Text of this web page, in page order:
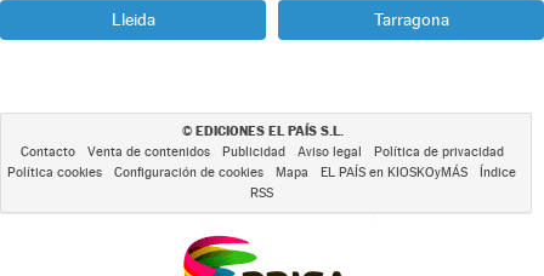
Lleida Tarragona
© EDICIONES EL PAÍS S.L.
Contacto Venta de contenidos Publicidad Aviso legal
Política de privacidad
Política cookies
Configuración de cookies Mapa EL PAÍS en KIOSKOyMÁS
Índice
RSS